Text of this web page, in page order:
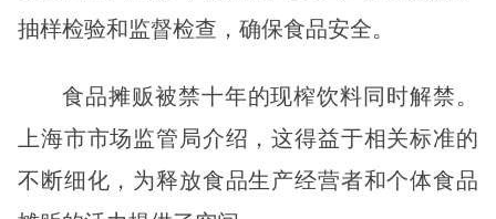
抽样检验和监督检查，确保食品安全。
食品摊贩被禁十年的现榨饮料同时解禁。
上海市市场监管局介绍，这得益于相关标准的
不断细化，为释放食品生产经营者和个体食品